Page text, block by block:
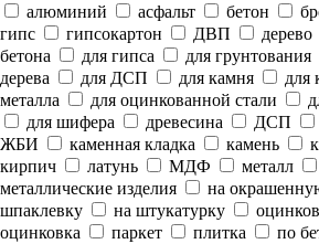
алюминий
асфальт бетон
гипс
гипсокартон ДВП дерево
бетона
для гипса для грунтования
дерева
для ДСП для камня для
металла
для оцинкованной стали
для шифера
древесина ДСП
ЖБИ
каменная кладка камень
кирпич
латунь МДФ металл
металлические изделия
на
шпаклевку
на штукатурку
оцинковка
паркет плитка по